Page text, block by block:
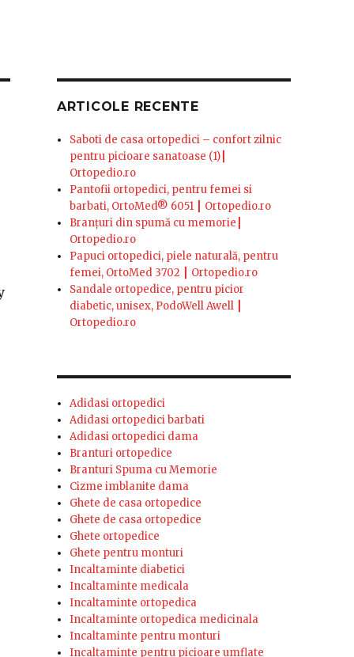
ARTICOLE RECENTE
Saboti de casa ortopedici – confort zilnic
pentru picioare sanatoase (1)┃
Ortopedio.ro
Pantofii ortopedici, pentru femei si
barbati, OrtoMed® 6051 ┃ Ortopedio.ro
Branțuri din spumă cu memorie┃
Ortopedio.ro
Papuci ortopedici, piele naturală, pentru
femei, OrtoMed 3702 ┃ Ortopedio.ro
Sandale ortopedice, pentru picior
diabetic, unisex, PodoWell Awell ┃
Ortopedio.ro
Adidasi ortopedici
Adidasi ortopedici barbati
Adidasi ortopedici dama
Branturi ortopedice
Branturi Spuma cu Memorie
Cizme imblanite dama
Ghete de casa ortopedice
Ghete de casa ortopedice
Ghete ortopedice
Ghete pentru monturi
Incaltaminte diabetici
Incaltaminte medicala
Incaltaminte ortopedica
Incaltaminte ortopedica medicinala
Incaltaminte pentru monturi
Incaltaminte pentru picioare umflate